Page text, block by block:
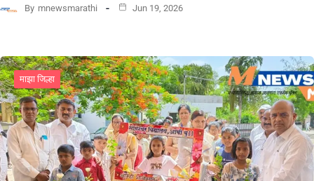
By mnewsmarathi Jun 19, 2026
माझा जिल्हा